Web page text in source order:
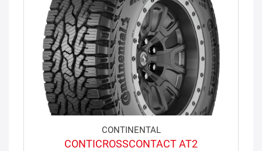
CONTINENTAL
CONTICROSSCONTACT AT2